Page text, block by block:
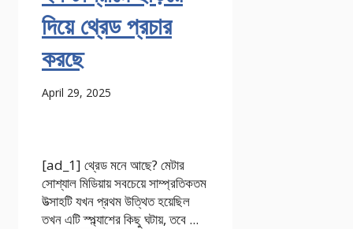
দিয়ে থ্রেড প্রচার
করছে
April 29, 2025
[ad_1] থ্রেড মনে আছে? মেটার
সোশ্যাল মিডিয়ায় সবচেয়ে সাম্প্রতিকতম
উত্সাহটি যখন প্রথম উত্থিত হয়েছিল
তখন এটি স্প্ল্যাশের কিছু ঘটায়, তবে ...